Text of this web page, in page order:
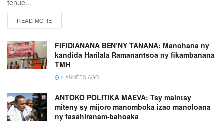
tenue...
READ MORE
FIFIDIANANA BEN’NY TANANA: Manohana ny
kandida Harilala Ramanantsoa ny fikambanana
TMH
2 ANNÉES AGO
ANTOKO POLITIKA MAEVA: Tsy maintsy
miteny sy mijoro manomboka izao manoloana
ny fasahiranam-bahoaka